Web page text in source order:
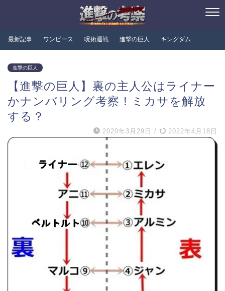
最新記事 ワンピース 呪術迴戦 進撃の巨人 キングダム
進撃の巨人
【進撃の巨人】裏の主人公はライナー
かナンバリング考察！ミカサを解放
する？
2020年3月29日 / 2022年4月18日